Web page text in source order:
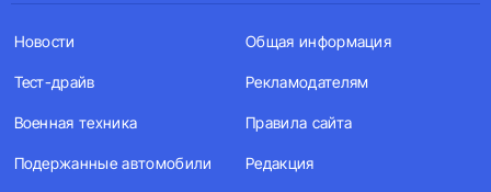
Новости
Тест-драйв
Военная техника
Подержанные автомобили
Общая информация
Рекламодателям
Правила сайта
Редакция